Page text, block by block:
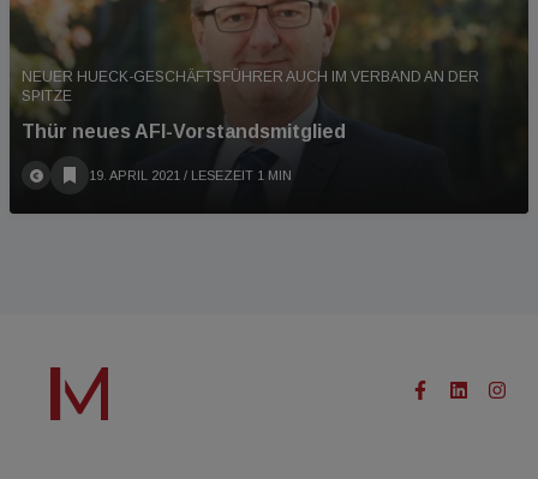
NEUER HUECK-GESCHÄFTSFÜHRER AUCH IM VERBAND AN DER
SPITZE
Thür neues AFI-Vorstandsmitglied
19. APRIL 2021 / LESEZEIT 1 MIN